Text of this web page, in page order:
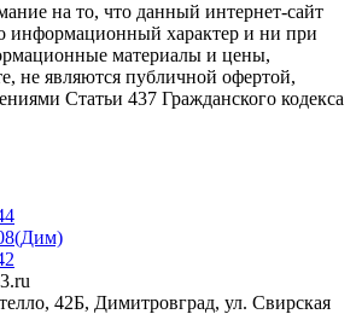
на то, что данный интернет-сайт
информационный характер и ни при
материалы и цены,
не являются публичной офертой,
Статьи 437 Гражданского кодекса
42Б, Димитровград, ул. Свирская